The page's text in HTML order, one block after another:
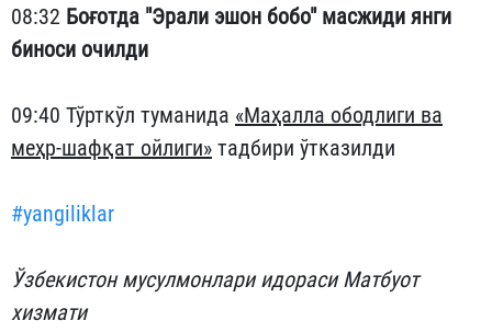
08:32 Боғотда "Эрали эшон бобо" масжиди янги
биноси очилди
09:40 Тўрткўл туманида «Маҳалла ободлиги ва
меҳр-шафқат ойлиги» тадбири ўтказилди
#yangiliklar
Ўзбекистон мусулмонлари идораси Матбуот
хизмати